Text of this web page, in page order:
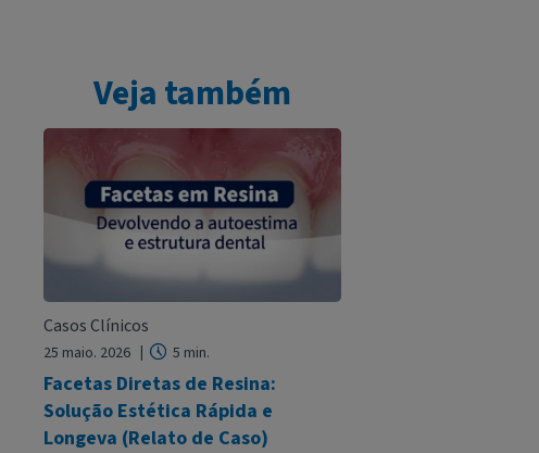
Veja também
Casos Clínicos
25 maio. 2026 5 min.
Facetas Diretas de Resina:
Solução Estética Rápida e
Longeva (Relato de Caso)